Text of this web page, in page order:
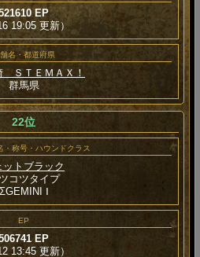
EP
19:05 更新）
名・都道府県
ＳＴＥＭＡＸ！
群馬県
22位
・称号・ハウンドクラス
ットブラック
コツタイプ
ΣGEMINI Ⅰ
EP
EP
13:45 更新）